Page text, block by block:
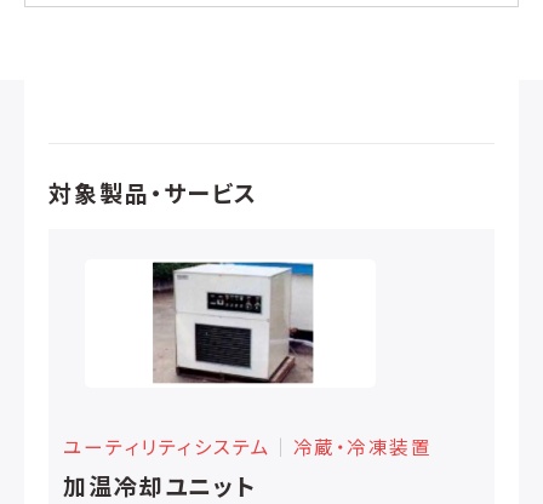
対象製品・サービス
ユーティリティシステム │ 冷蔵・冷凍装置
加温冷却ユニット